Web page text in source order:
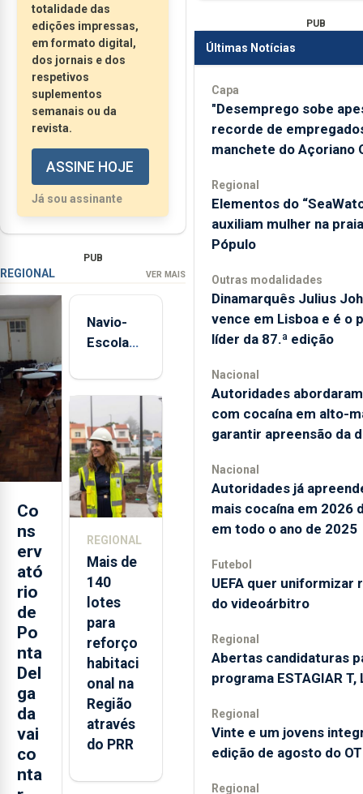
obesidade infantil.
Focando nas faixas
etárias mais
pequenas, que
medidas do
Programa Regional
Alimentação
Saudável (PRPAS) já
estão em prática nas
creches, jardins de...
totalidade das
edições impressas,
em formato digital,
dos jornais e dos
respetivos
suplementos
semanais ou da
revista.
ASSINE HOJE
Já sou assinante
PUB
REGIONAL VER MAIS
Co
ns
erv
ató
rio
de
Po
nta
Del
ga
da
vai
co
nta
Navio-
Escola
está de
aos
Açores
REGIONAL
Mais de
140
lotes
para
reforço
habitaci
onal na
Região
através
do PRR
PUB
Últimas Notícias
Capa
"Desemprego sobe
recorde de
manchete do Açoriano
Regional
​Elementos do
auxiliam mulher na
Pópulo
Outras modalidades
Dinamarquês Julius
vence em Lisboa e é o
líder da 87.ª edição
Nacional
Autoridades
com cocaína em alto-
garantir apreensão da
Nacional
Autoridades já
mais cocaína em 2026
em todo o ano de 2025
Futebol
UEFA quer uniformizar
do videoárbitro
Regional
Abertas candidaturas
programa ESTAGIAR T,
Regional
Vinte e um jovens
edição de agosto do
Regional